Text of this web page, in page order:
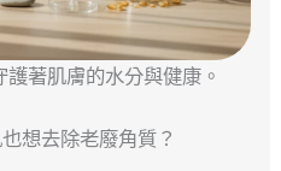
著肌膚的水分與健康。
想去除老廢角質？